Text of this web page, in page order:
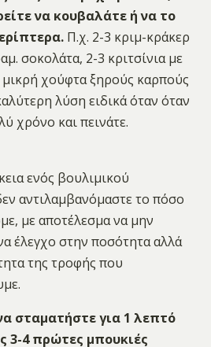
να κουβαλάτε ή να το
Π.χ. 2-3 κριμ-κράκερ
σοκολάτα, 2-3 κριτσίνια με
μικρή χούφτα ξηρούς καρπούς
λύση ειδικά όταν όταν
χρόνο και πεινάτε.
ενός βουλιμικού
αντιλαμβανόμαστε το πόσο
με αποτέλεσμα να μην
έλεγχο στην ποσότητα αλλά
της τροφής που
σταματήστε για 1 λεπτό
3-4 πρώτες μπουκιές